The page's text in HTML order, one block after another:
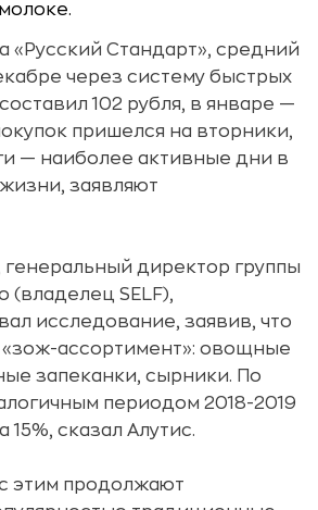
«Русский Стандарт», средний
через систему быстрых
102 рубля, в январе —
пришелся на вторники,
— наиболее активные дни в
заявляют
генеральный директор группы
(владелец SELF),
исследование, заявив, что
«зож-ассортимент»: овощные
запеканки, сырники. По
периодом 2018-2019
15%, сказал Алутис.
этим продолжают